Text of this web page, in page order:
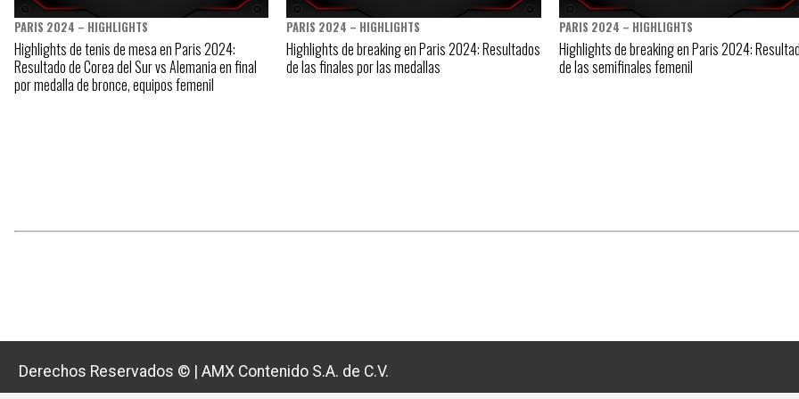
PARIS 2024 – HIGHLIGHTS
Highlights de tenis de mesa en Paris 2024:
Resultado de Corea del Sur vs Alemania en final
por medalla de bronce, equipos femenil
PARIS 2024 – HIGHLIGHTS
Highlights de breaking en Paris 2024: Resultados
de las finales por las medallas
PARIS 2024 – HIGHLIGHTS
Highlights de breaking en Paris 2024:
de las semifinales femenil
Derechos Reservados ©
AMX Contenido S.A. de C.V.